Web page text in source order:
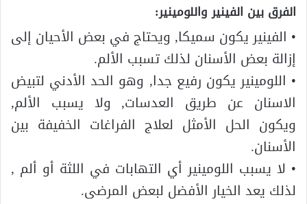
الفرق بين الفينير واللومينير:
• الفينير يكون سميكا, ويحتاج في بعض الأحيان إلى
إزالة بعض الأسنان لذلك تسبب الألم.
• اللومينير يكون رفيع جدا, وهو الحد الأدني لتبيض
الاسنان عن طريق العدسات, ولا يسبب الألم,
ويكون الحل الأمثل لعلاج الفراغات الخفيفة بين
الأسنان.
• لا يسبب اللومينير أي التهابات في اللثة أو ألم ,
لذلك يعد الخيار الأفضل لبعض المرضى.